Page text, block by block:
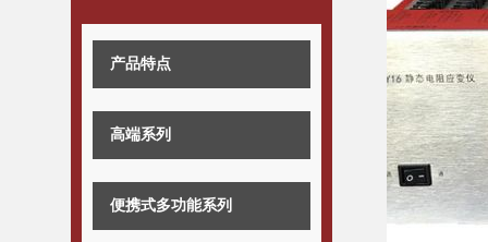
产品特点
高端系列
便携式多功能系列